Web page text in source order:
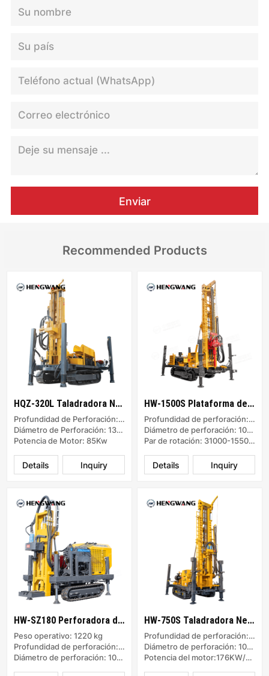
Enviar
Recommended Products
HQZ-320L Taladradora Neumática
Profundidad de Perforación: 320m
Diámetro de Perforación: 130-325mm
Potencia de Motor: 85Kw
Inquiry
Details
HW-1500S Plataforma de Perforación Neumática
Profundidad de perforación: 1500m
Diámetro de perforación: 105-1000mm
Par de rotación: 31000-15500 Nm
Inquiry
Details
HW-SZ180 Perforadora de pozos de agua
Peso operativo: 1220 kg
Profundidad de perforación: 0–150 m
Diámetro de perforación: 100–350 mm
HW-750S Taladradora Neumática
Profundidad de perforación: 750m
Diámetro de perforación: 105～450mm
Potencia del motor:176KW/154KW